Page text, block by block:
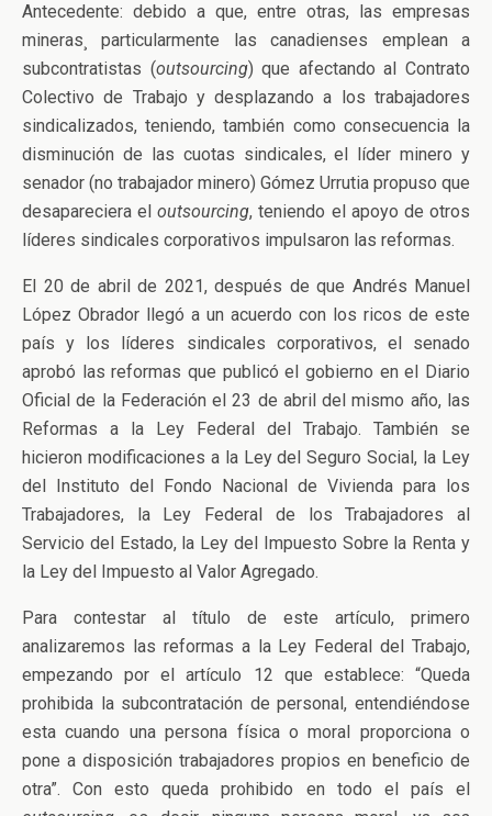
Antecedente: debido a que, entre otras, las empresas
mineras¸ particularmente las canadienses emplean a
subcontratistas (outsourcing) que afectando al Contrato
Colectivo de Trabajo y desplazando a los trabajadores
sindicalizados, teniendo, también como consecuencia la
disminución de las cuotas sindicales, el líder minero y
senador (no trabajador minero) Gómez Urrutia propuso que
desapareciera eloutsourcing, teniendo el apoyo de otros
líderes sindicales corporativos impulsaron las reformas.
El 20 de abril de 2021, después de que Andrés Manuel
López Obrador llegó a un acuerdo con los ricos de este
país y los líderes sindicales corporativos, el senado
aprobó las reformas que publicó el gobierno en el Diario
Oficial de la Federación el 23 de abril del mismo año, las
Reformas a la Ley Federal del Trabajo. También se
hicieron modificaciones a la Ley del Seguro Social, la Ley
del Instituto del Fondo Nacional de Vivienda para los
Trabajadores, la Ley Federal de los Trabajadores al
Servicio del Estado, la Ley del Impuesto Sobre la Renta y
la Ley del Impuesto al Valor Agregado.
Para contestar al título de este artículo, primero
analizaremos las reformas a la Ley Federal del Trabajo,
empezando por el artículo 12 que establece: “Queda
prohibida la subcontratación de personal, entendiéndose
esta cuando una persona física o moral proporciona o
pone a disposición trabajadores propios en beneficio de
otra”. Con esto queda prohibido en todo el país el